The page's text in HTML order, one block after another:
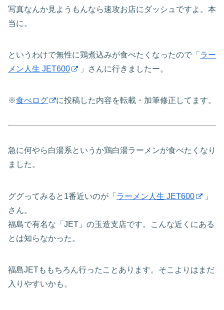
写真なんか見ようもんなら速攻お店にダッシュですよ。本
当に。
というわけで無性に鶏煮込みが食べたくなったので「 ラー
メン人生 JET600
」さんに行きましたー。
※食べログ に投稿した内容を転載・加筆修正してます。
急に何やら白湯系というか鶏白湯ラーメンが食べたくなり
ました。
ググってみると1番近いのが「 ラーメン人生 JET600
」
さん。
福島で有名な「JET」の玉造支店です。こんな近くにある
とは知らなかった。
福島JETももちろん行ったことあります。そこよりはまだ
入りやすいかも。